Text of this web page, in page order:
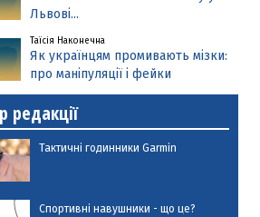
Львові...
Таїсія Наконечна
Як українцям промивають мізки:
про маніпуляції і фейки
редакції
Тактичні годинники Garmin
Спортивні навушники - що це?